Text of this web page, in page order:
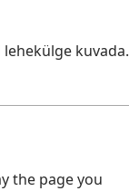
kuvada.
the page you